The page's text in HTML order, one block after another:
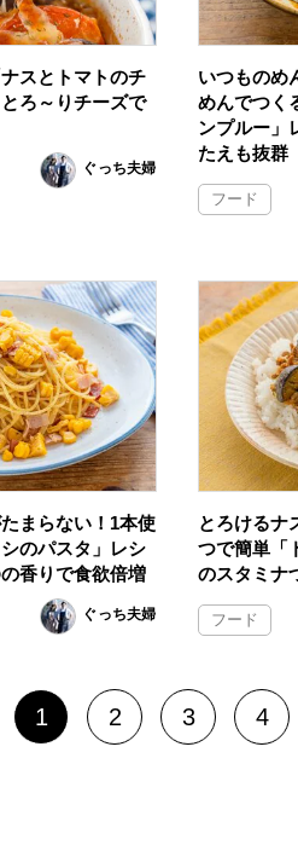
スとトマトのチ
ろ～りチーズで
ぐっち夫婦
いつものめ
めんでつく
ンプルー」
たえも抜群
フード
まらない！1本使
のパスタ」レシ
香りで食欲倍増
ぐっち夫婦
とろけるナ
つで簡単「
のスタミナ
フード
1 2 3 4